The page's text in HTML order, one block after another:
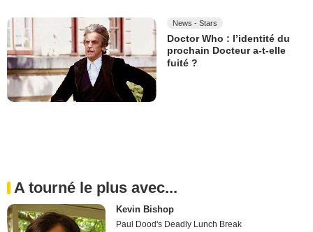
News - Stars
Doctor Who : l’identité du
prochain Docteur a-t-elle
fuité ?
A tourné le plus avec...
Kevin Bishop
Paul Dood's Deadly Lunch Break